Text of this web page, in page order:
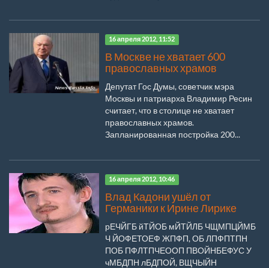
16 апреля 2012, 11:52
В Москве не хватает 600
православных храмов
Депутат Гос Думы, советчик мэра
Москвы и патриарха Владимир Ресин
считает, что в столице не хватает
православных храмов.
Запланированная постройка 200...
16 апреля 2012, 10:46
Влад Кадони ушёл от
Германики к Ирине Лирике
рЕЧЙГБ йТЙОБ мЙТЙЛБ ЧЩМПЦЙМБ
Ч ЙОФЕТОЕФ ЖПФП, ОБ ЛПФПТПН
ПОБ ПФЛТПЧЕООП ПВОЙНБЕФУС У
чМБДПН лБДПОЙ, ВЩЧЫЙН